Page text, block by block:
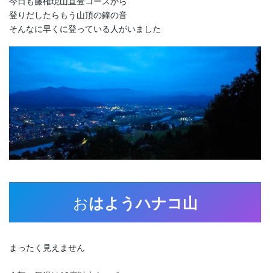
登りだしたらもう山頂の鐘の音
そんなに早くに登っている人がいました
おはようハナコ山
まったく見えません